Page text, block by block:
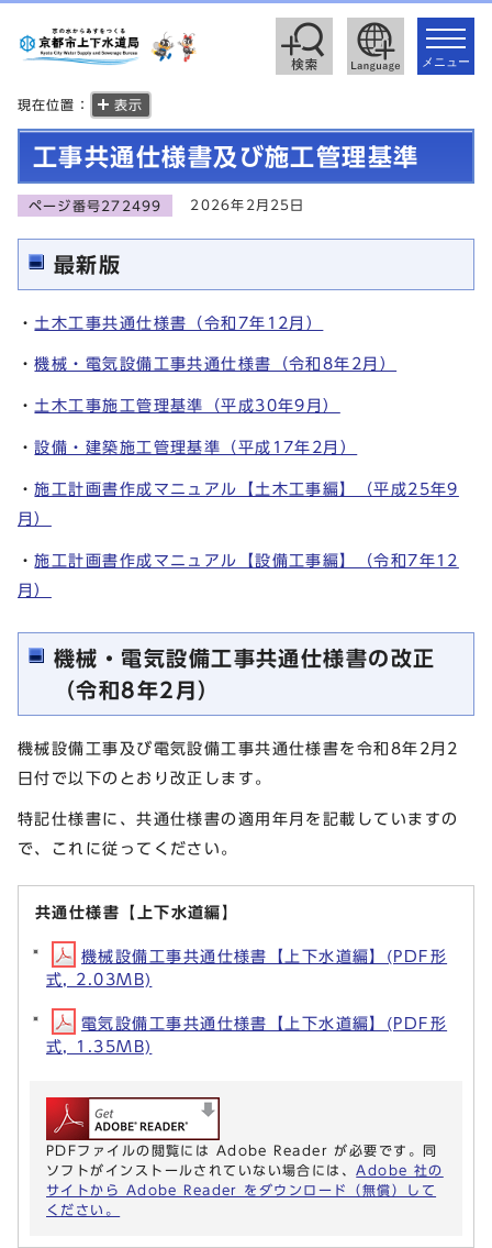
toggle
メニュー
現在位置： 表示
工事共通仕様書及び施工管理基準
ページ番号272499 2026年2月25日
最新版
・ 土木工事共通仕様書（令和7年12月）
・機械・電気設備工事共通仕様書（令和8年2月）
・ 土木工事施工管理基準（平成30年9月）
・設備・建築施工管理基準（平成17年2月）
・施工計画書作成マニュアル【土木工事編】（平成25年9
月）
・施工計画書作成マニュアル【設備工事編】（令和7年12
月）
機械・電気設備工事共通仕様書の改正
（令和8年2月）
機械設備工事及び電気設備工事共通仕様書を令和8年2月2
日付で以下のとおり改正します。
特記仕様書に、共通仕様書の適用年月を記載していますの
で、これに従ってください。
共通仕様書【上下水道編】
機械設備工事共通仕様書【上下水道編】(PDF形
式, 2.03MB)
電気設備工事共通仕様書【上下水道編】(PDF形
式, 1.35MB)
PDFファイルの閲覧には Adobe Reader が必要です。同
ソフトがインストールされていない場合には、 Adobe 社の
サイトから Adobe Reader をダウンロード（無償）して
ください。